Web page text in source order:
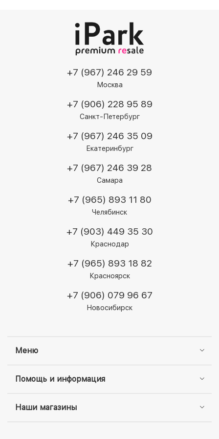
Меню
Помощь и информация
Наши магазины
+7 (967) 246 29 59
Москва
+7 (906) 228 95 89
Санкт-Петербург
+7 (967) 246 35 09
Екатеринбург
+7 (967) 246 39 28
Самара
+7 (965) 893 11 80
Челябинск
+7 (903) 449 35 30
Краснодар
+7 (965) 893 18 82
Красноярск
+7 (906) 079 96 67
Новосибирск